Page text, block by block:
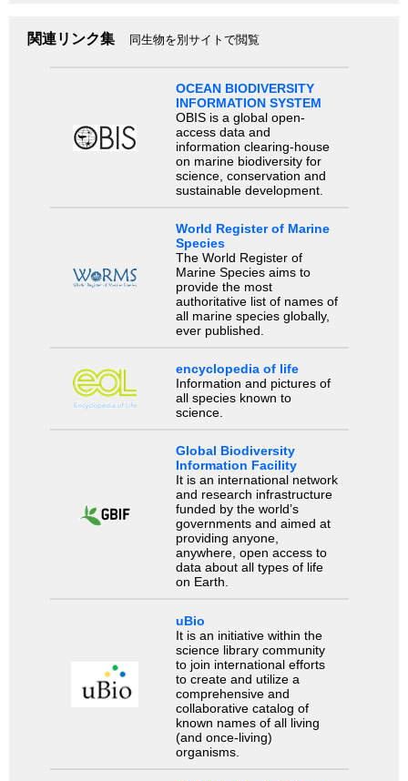
関連リンク集 同生物を別サイトで閲覧
OCEAN BIODIVERSITY
INFORMATION SYSTEM
OBIS is a global open-
access data and
information clearing-house
on marine biodiversity for
science, conservation and
sustainable development.
World Register of Marine
Species
The World Register of
Marine Species aims to
provide the most
authoritative list of names of
all marine species globally,
ever published.
encyclopedia of life
Information and pictures of
all species known to
science.
Global Biodiversity
Information Facility
It is an international network
and research infrastructure
funded by the world’s
governments and aimed at
providing anyone,
anywhere, open access to
data about all types of life
on Earth.
uBio
It is an initiative within the
science library community
to join international efforts
to create and utilize a
comprehensive and
collaborative catalog of
known names of all living
(and once-living)
organisms.